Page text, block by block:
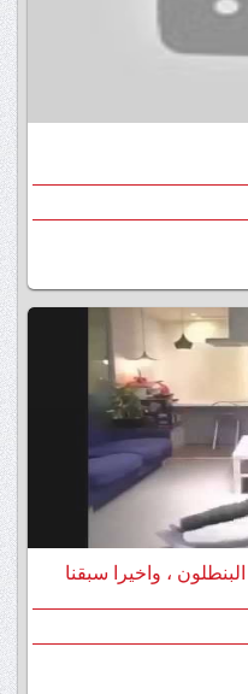
، واخيرا سبقنا